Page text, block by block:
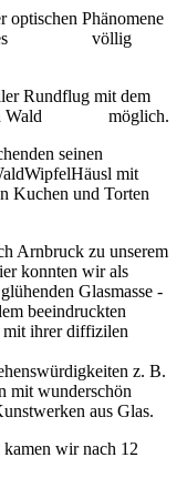
Phänomene
alles völlig
Rundflug mit dem
Wald möglich.
seinen
mit
Kuchen und Torten
Arnbruck zu unserem
konnten wir als
Glasmasse -
beeindruckten
mit ihrer diffizilen
z. B.
mit wunderschön
aus Glas.
wir nach 12